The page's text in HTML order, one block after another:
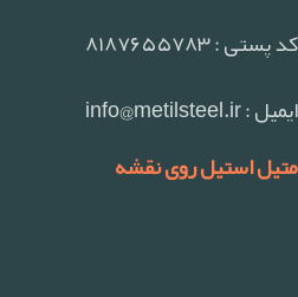
کد پستی : ۸۱۸۷۶۵۵۷۸۳
ایمیل : info@metilsteel.ir
متیل استیل روی نقشه